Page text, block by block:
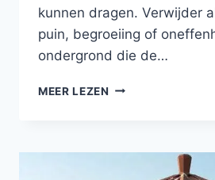
kunnen dragen. Verwijder
puin, begroeiing of
ondergrond die de…
MEER LEZEN ONDERHOUD